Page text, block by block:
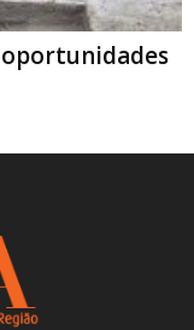
oportunidades